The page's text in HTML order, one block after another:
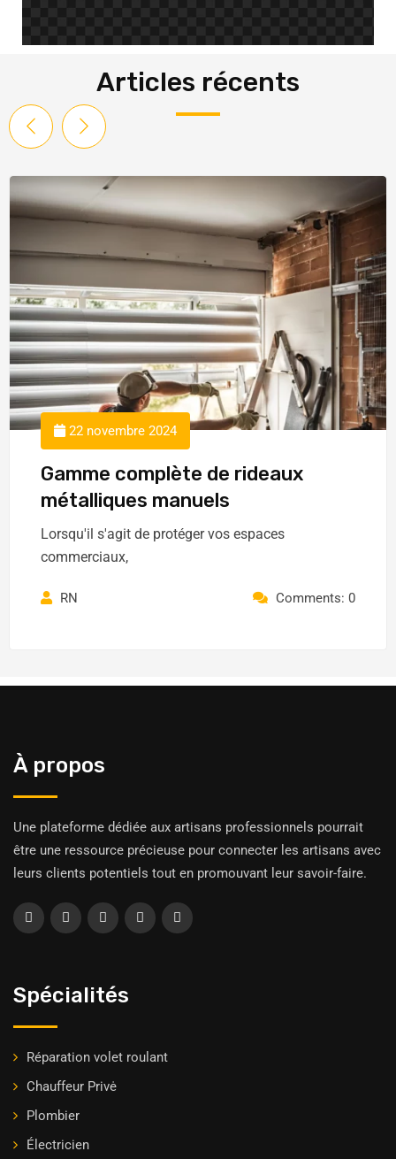
Articles récents
22 novembre 2024
Gamme complète de rideaux
métalliques manuels
Lorsqu'il s'agit de protéger vos espaces
commerciaux,
RN Comments: 0
À propos
Une plateforme dédiée aux artisans professionnels pourrait
être une ressource précieuse pour connecter les artisans avec
leurs clients potentiels tout en promouvant leur savoir-faire.
Spécialités
Réparation volet roulant
Chauffeur Privė
Plombier
Électricien